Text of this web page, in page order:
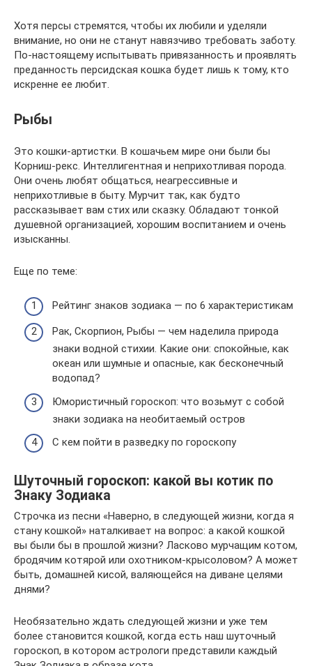
Хотя персы стремятся, чтобы их любили и уделяли
внимание, но они не станут навязчиво требовать заботу.
По-настоящему испытывать привязанность и проявлять
преданность персидская кошка будет лишь к тому, кто
искренне ее любит.
Рыбы
Это кошки-артистки. В кошачьем мире они были бы
Корниш-рекс. Интеллигентная и неприхотливая порода.
Они очень любят общаться, неагрессивные и
неприхотливые в быту. Мурчит так, как будто
рассказывает вам стих или сказку. Обладают тонкой
душевной организацией, хорошим воспитанием и очень
изысканны.
Еще по теме:
Рейтинг знаков зодиака — по 6 характеристикам
Рак, Скорпион, Рыбы — чем наделила природа
знаки водной стихии. Какие они: спокойные, как
океан или шумные и опасные, как бесконечный
водопад?
Юмористичный гороскоп: что возьмут с собой
знаки зодиака на необитаемый остров
С кем пойти в разведку по гороскопу
Шуточный гороскоп: какой вы котик по
Знаку Зодиака
Строчка из песни «Наверно, в следующей жизни, когда я
стану кошкой» наталкивает на вопрос: а какой кошкой
вы были бы в прошлой жизни? Ласково мурчащим котом,
бродячим котярой или охотником-крысоловом? А может
быть, домашней кисой, валяющейся на диване целями
днями?
Необязательно ждать следующей жизни и уже тем
более становится кошкой, когда есть наш шуточный
гороскоп, в котором астрологи представили каждый